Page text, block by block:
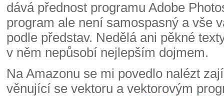
dává přednost programu Adobe
program ale není samospasný a vše
podle představ. Nedělá ani pěkné
v něm nepůsobí nejlepším dojmem.
Na Amazonu se mi povedlo nalézt
věnující se vektoru a vektorovým